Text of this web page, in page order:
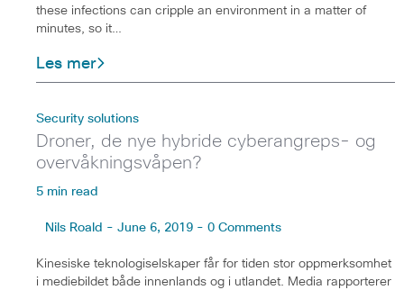
these infections can cripple an environment in a matter of
minutes, so it…
Les mer
Security solutions
Droner, de nye hybride cyberangreps- og
overvåkningsvåpen?
5 min read
Nils Roald - June 6, 2019 - 0 Comments
Kinesiske teknologiselskaper får for tiden stor oppmerksomhet
i mediebildet både innenlands og i utlandet. Media rapporterer